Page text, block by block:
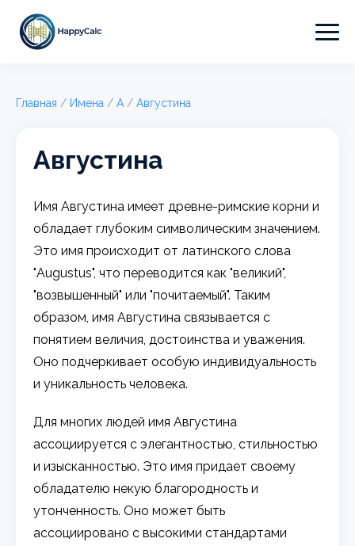
Главная / Имена / А / Августина
Августина
Имя Августина имеет древне-римские корни и
обладает глубоким символическим значением.
Это имя происходит от латинского слова
"Augustus", что переводится как "великий",
"возвышенный" или "почитаемый". Таким
образом, имя Августина связывается с
понятием величия, достоинства и уважения.
Оно подчеркивает особую индивидуальность
и уникальность человека.
Для многих людей имя Августина
ассоциируется с элегантностью, стильностью
и изысканностью. Это имя придает своему
обладателю некую благородность и
утонченность. Оно может быть
ассоциировано с высокими стандартами